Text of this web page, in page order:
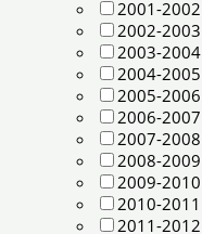
2001-2002
2002-2003
2003-2004
2004-2005
2005-2006
2006-2007
2007-2008
2008-2009
2009-2010
2010-2011
2011-2012